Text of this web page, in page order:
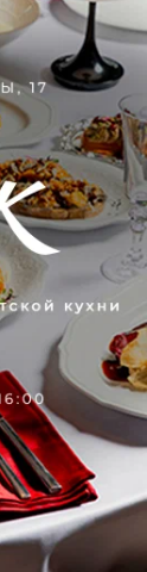
Рекомендую